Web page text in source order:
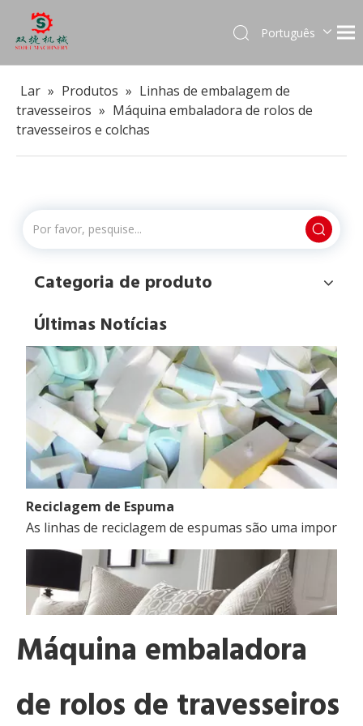
Português
Français
Lar » Produtos » Linhas de embalagem de
travesseiros » Máquina embaladora de rolos de
travesseiros e colchas
Categoria de produto
Últimas Notícias
As máquinas trituradoras de espuma são
Reciclagem de Espuma
As linhas de reciclagem de espumas são uma
Máquina embaladora
de rolos de travesseiros